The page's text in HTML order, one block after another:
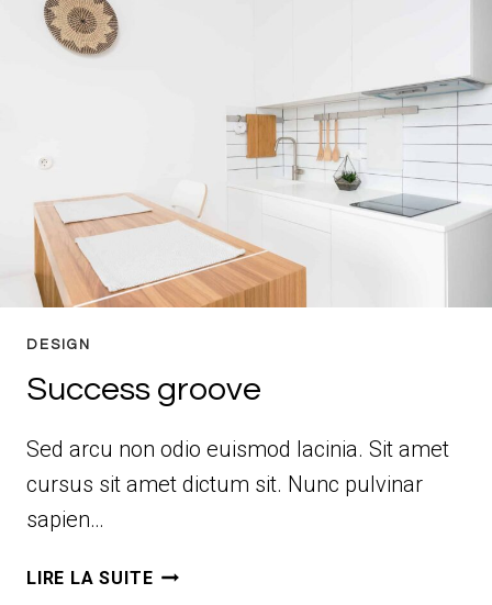
DESIGN
Success groove
Sed arcu non odio euismod lacinia. Sit amet
cursus sit amet dictum sit. Nunc pulvinar
sapien…
LIRE LA SUITESUCCESS